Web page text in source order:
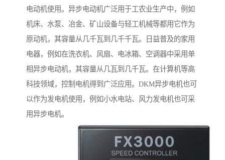
电动机使用。异步电动机广泛用于工农业生产中，例如
机床、水泵、冶金、矿山设备与轻工机械等都用它作为
原动机，其容量从几千瓦到几千千瓦。日益普及的家用
电器，例如在洗衣机、风扇、电冰箱、空调器中采用单
相异步电动机，其容量从几瓦到几千瓦。在计算机等高
科技领域，控制电机得到广泛应用。DKM异步电机也可
以作为发电机使用，例如小水电站、风力发电机也可采
用异步电机。